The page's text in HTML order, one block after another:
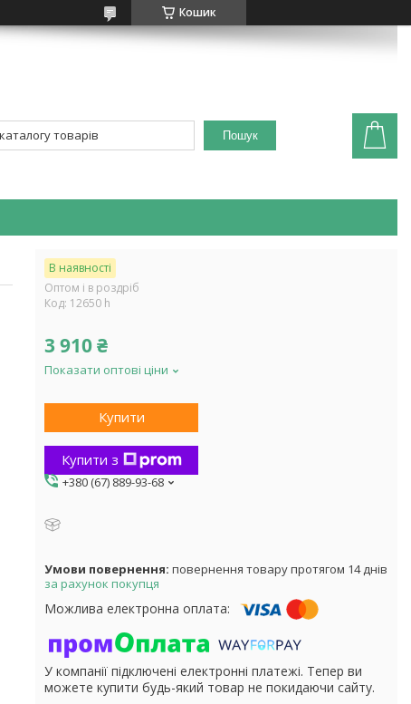
Кошик
Пошук
В наявності
Оптом і в роздріб
Код: 12650 h
3 910 ₴
Показати оптові ціни
Купити
Купити з
+380 (67) 889-93-68
повернення товару протягом 14 днів
за рахунок покупця
У компанії підключені електронні платежі. Тепер ви
можете купити будь-який товар не покидаючи сайту.